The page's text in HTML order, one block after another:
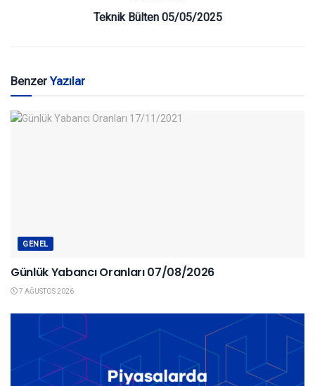
Teknik Bülten 05/05/2025
BenzerYazılar
GENEL
Günlük Yabancı Oranları 07/08/2026
7 AĞUSTOS 2026